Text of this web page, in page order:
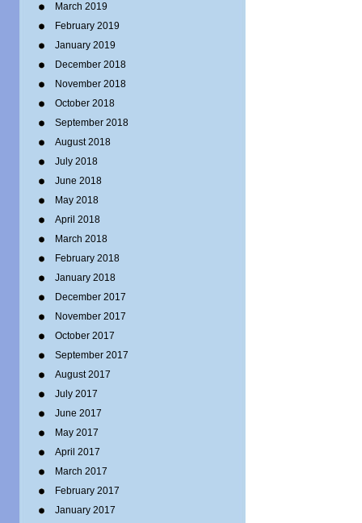
March 2019
February 2019
January 2019
December 2018
November 2018
October 2018
September 2018
August 2018
July 2018
June 2018
May 2018
April 2018
March 2018
February 2018
January 2018
December 2017
November 2017
October 2017
September 2017
August 2017
July 2017
June 2017
May 2017
April 2017
March 2017
February 2017
January 2017